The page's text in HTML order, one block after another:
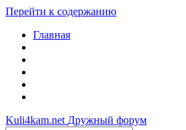
Перейти к содержанию
Главная
Kuli4kam.net Дружный форум